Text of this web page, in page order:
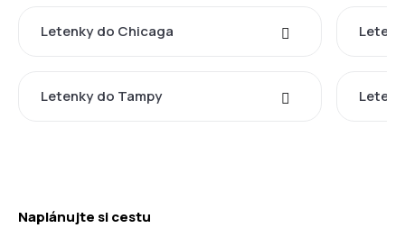
Letenky do Chicaga
Letenky do Tampy
Naplánujte si cestu